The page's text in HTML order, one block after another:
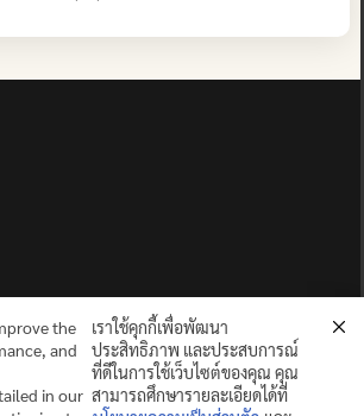
the
and
in our
เราใช้คุกกี้เพื่อพัฒนา
ประสิทธิภาพ และประสบการณ์
ที่ดีในการใช้เว็บไซต์ของคุณ คุณ
สามารถศึกษารายละเอียดได้ที่